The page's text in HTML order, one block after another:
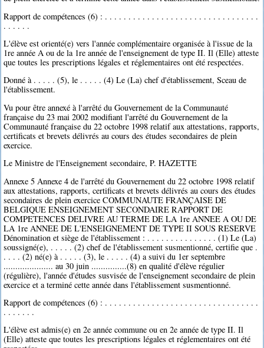
Rapport de compétences (6) : . . . . . . . . . . . . . . . . . . . . . . . . . . . . . . . . .
. . . . . .
L'élève est orienté(e) vers l'année complémentaire organisée à l'issue de la
1re année A ou de la 1re année de l'enseignement de type II. Il (Elle) atteste
que toutes les prescriptions légales et réglementaires ont été respectées.
Donné à . . . . . (5), le . . . . . (4) Le (La) chef d'établissement, Sceau de
l'établissement.
Vu pour être annexé à l'arrêté du Gouvernement de la Communauté
française du 23 mai 2002 modifiant l'arrêté du Gouvernement de la
Communauté française du 22 octobre 1998 relatif aux attestations, rapports,
certificats et brevets délivrés au cours des études secondaires de plein
exercice.
Le Ministre de l'Enseignement secondaire, P. HAZETTE
Annexe 5 Annexe 4 de l'arrêté du Gouvernement du 22 octobre 1998 relatif
aux attestations, rapports, certificats et brevets délivrés au cours des études
secondaires de plein exercice COMMUNAUTE FRANÇAISE DE
BELGIQUE ENSEIGNEMENT SECONDAIRE RAPPORT DE
COMPETENCES DELIVRE AU TERME DE LA 1re ANNEE A OU DE
LA 1re ANNEE DE L'ENSEIGNEMENT DE TYPE II SOUS RESERVE
Dénomination et siège de l'établissement : . . . . . . . . . . . . . . . (1) Le (La)
soussigné(e), . . . . . (2) chef de l'établissement susmentionné, certifie que .
. . . . (2) né(e) à . . . . . (3), le . . . . . (4) a suivi du 1er septembre
..................... au 30 juin ...............(8) en qualité d'élève régulier
(régulière), l'année d'études susvisée de l'enseignement secondaire de plein
exercice et a terminé cette année dans l'établissement susmentionné.
Rapport de compétences (6) : . . . . . . . . . . . . . . . . . . . . . . . . . . . . . . . . .
. . . . . . .
L'élève est admis(e) en 2e année commune ou en 2e année de type II. Il
(Elle) atteste que toutes les prescriptions légales et réglementaires ont été